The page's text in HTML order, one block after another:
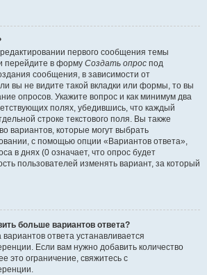
первого сообщения темы
перейдите в форму Создать опрос под
сообщения, в зависимости от
вы не видите такой вкладки или формы, то вы
опросов. Укажите вопрос и как минимум два
полях, убедившись, что каждый
строке текстового поля. Вы также
вариантов, которые могут выбрать
с помощью опции «Вариантов ответа»,
в днях (0 означает, что опрос будет
пользователей изменять вариант, за который
больше вариантов ответа?
ответа устанавливается
Если вам нужно добавить количество
это ограничение, свяжитесь с